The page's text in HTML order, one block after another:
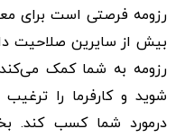
رزومه فرصتی است برای
بیش از سایرین صلاحیت
رزومه به شما کمک می‌کند
شوید و کارفرما را
درمورد شما کسب کند.